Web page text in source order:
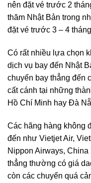
nên đặt vé trước 2
thăm Nhật Bản trong
đặt vé trước 3 – 4
Có rất nhiều lựa chọn
dịch vụ bay đến Nhật
chuyến bay thẳng đến
cất cánh tại những
Hồ Chí Minh hay Đà
Các hãng hàng không
đến như Vietjet Air,
Nippon Airways,
thẳng thường có giá
còn các chuyến quá